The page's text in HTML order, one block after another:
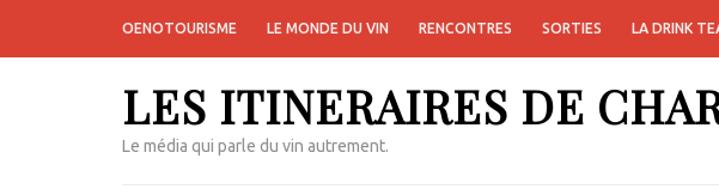
OENOTOURISME LE MONDE DU VIN RENCONTRES SORTIES LA DRINK
LES ITINERAIRES DE
Le média qui parle du vin autrement.